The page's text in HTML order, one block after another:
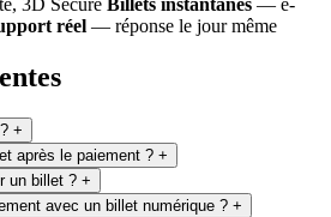
3D Secure Billets instantanés — e-
réel — réponse le jour même
+
après le paiement ? +
un billet ? +
avec un billet numérique ? +